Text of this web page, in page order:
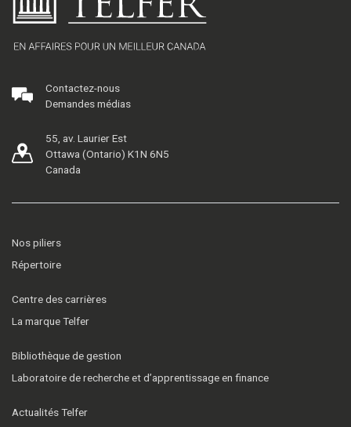
Contactez-nous
Demandes médias
55, av. Laurier Est
Ottawa (Ontario) K1N 6N5
Canada
Nos piliers
Répertoire
Centre des carrières
La marque Telfer
Bibliothèque de gestion
Laboratoire de recherche et d’apprentissage en finance
Actualités Telfer